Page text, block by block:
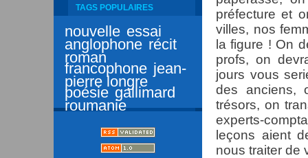
TAGS POPULAIRES
nouvelle essai
anglophone récit
roman
francophone jean-
pierre longre
poésie gallimard
roumanie
préfecture et
villes, nos
la figure ! On
profs, on
jours vous
des anciens,
trésors, on
experts-
leçons aient
nous traiter de